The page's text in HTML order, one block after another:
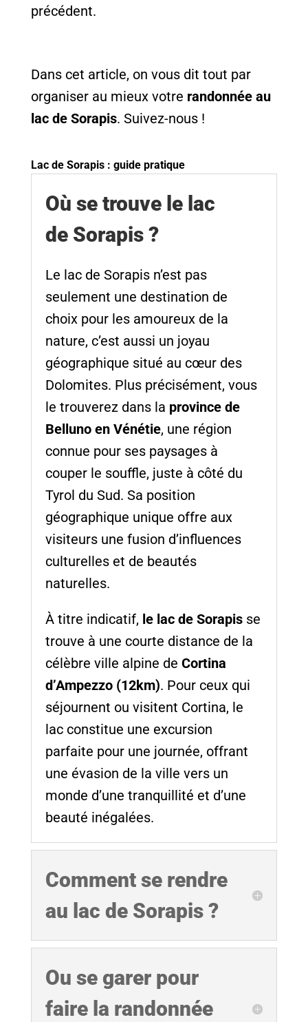
précédent.
Dans cet article, on vous dit tout par
organiser au mieux votre randonnée au
lac de Sorapis. Suivez-nous !
Lac de Sorapis : guide pratique
Où se trouve le lac
de Sorapis ?
Le lac de Sorapis n’est pas
seulement une destination de
choix pour les amoureux de la
nature, c’est aussi un joyau
géographique situé au cœur des
Dolomites. Plus précisément, vous
le trouverez dans la province de
Belluno en Vénétie, une région
connue pour ses paysages à
couper le souffle, juste à côté du
Tyrol du Sud. Sa position
géographique unique offre aux
visiteurs une fusion d’influences
culturelles et de beautés
naturelles.
À titre indicatif, le lac de Sorapisse
trouve à une courte distance de la
célèbre ville alpine de Cortina
d’Ampezzo (12km). Pour ceux qui
séjournent ou visitent Cortina, le
lac constitue une excursion
parfaite pour une journée, offrant
une évasion de la ville vers un
monde d’une tranquillité et d’une
beauté inégalées.
Comment se rendre
au lac de Sorapis ?
Ou se garer pour
faire la randonnée